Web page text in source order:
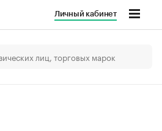
Личный кабинет